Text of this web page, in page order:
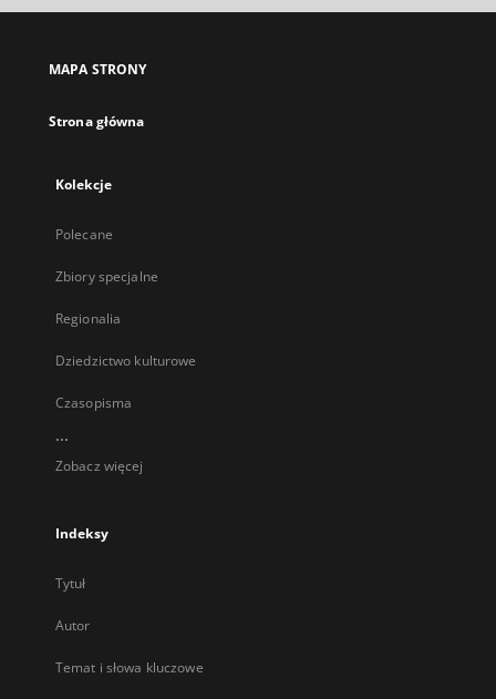
MAPA STRONY
Strona główna
Kolekcje
Polecane
Zbiory specjalne
Regionalia
Dziedzictwo kulturowe
Czasopisma
...
Zobacz więcej
Indeksy
Tytuł
Autor
Temat i słowa kluczowe